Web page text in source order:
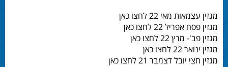
מגזין עצמאות מאי 22 לחצו כאן
מגזין פסח אפריל 22 לחצו כאן
מגזין פב'- מרץ 22 לחצו כאן
מגזין ינואר 22 לחצו כאן
מגזין חצי יובל דצמבר 21 לחצו כאן